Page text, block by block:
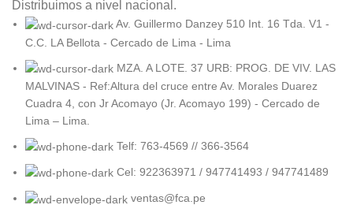
Distribuimos a nivel nacional.
Av. Guillermo Danzey 510 Int. 16 Tda. V1 -
C.C. LA Bellota - Cercado de Lima - Lima
MZA. A LOTE. 37 URB: PROG. DE VIV. LAS
MALVINAS - Ref:Altura del cruce entre Av. Morales Duarez
Cuadra 4, con Jr Acomayo (Jr. Acomayo 199) - Cercado de
Lima – Lima.
Telf: 763-4569 // 366-3564
Cel: 922363971 / 947741493 / 947741489
ventas@fca.pe